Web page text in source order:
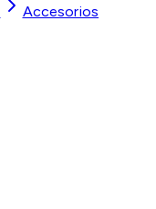
Accesorios